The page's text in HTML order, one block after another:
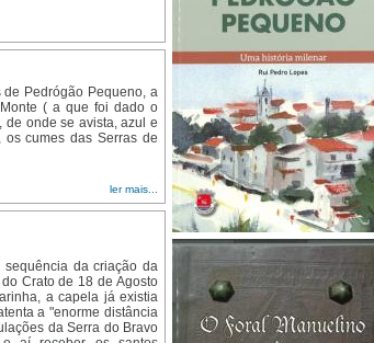
de Pedrógão Pequeno, a
( a que foi dado o
de onde se avista, azul e
cumes das Serras de
ler mais...
da criação da
Crato de 18 de Agosto
a capela já existia
a "enorme distância
da Serra do Bravo